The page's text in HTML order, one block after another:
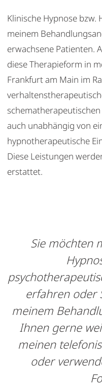
Klinische Hypnose bzw.
meinem
erwachsene Patienten.
diese Therapieform in
Frankfurt am Main im
auch unabhängig von
hypnotherapeutische
Diese Leistungen
erstattet.
Sie möchten
erfahren oder
meinem
Ihnen gerne
meinen
oder